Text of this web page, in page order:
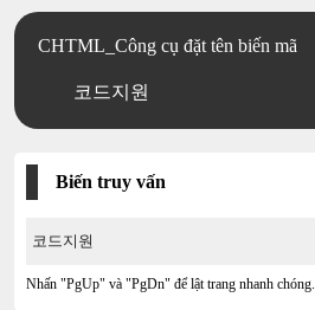
CHTML_Công cụ đặt tên biến mã
코드지원
Biến truy vấn
Nhấn "PgUp" và "PgDn" để lật trang nhanh chóng.